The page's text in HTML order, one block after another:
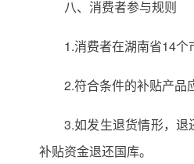
八、消费者参与规则
1.消费者在湖南省14
2.符合条件的补贴产品
3.如发生退货情形，
补贴资金退还国库。